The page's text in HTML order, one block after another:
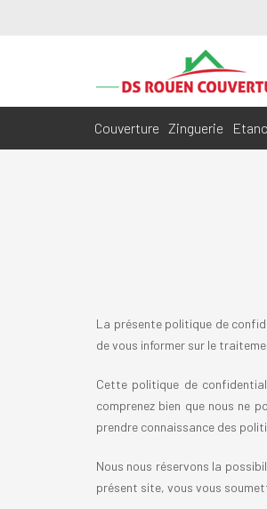
Couverture Zinguerie
La présente politique de
de vous informer sur le
Cette politique de
comprenez bien que nous ne
prendre connaissance des
Nous nous réservons la
présent site, vous vous